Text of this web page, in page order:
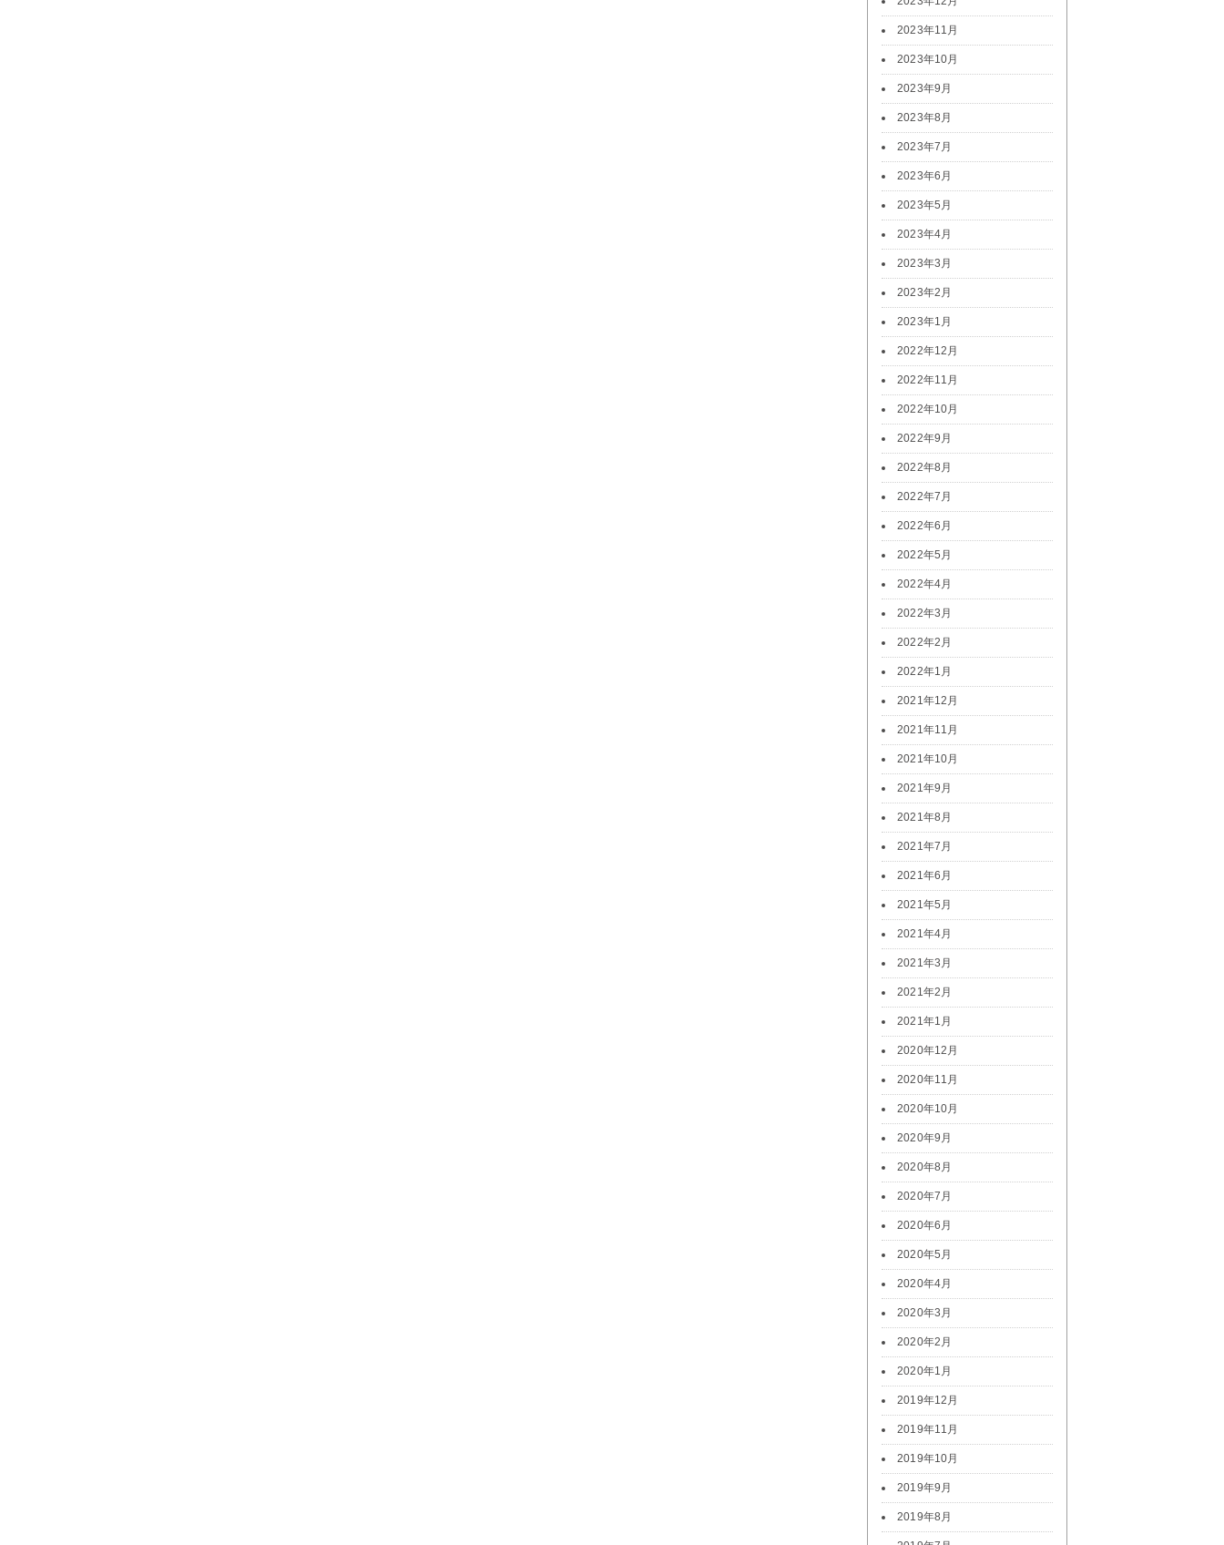
2023年11月
2023年10月
2023年9月
2023年8月
2023年7月
2023年6月
2023年5月
2023年4月
2023年3月
2023年2月
2023年1月
2022年12月
2022年11月
2022年10月
2022年9月
2022年8月
2022年7月
2022年6月
2022年5月
2022年4月
2022年3月
2022年2月
2022年1月
2021年12月
2021年11月
2021年10月
2021年9月
2021年8月
2021年7月
2021年6月
2021年5月
2021年4月
2021年3月
2021年2月
2021年1月
2020年12月
2020年11月
2020年10月
2020年9月
2020年8月
2020年7月
2020年6月
2020年5月
2020年4月
2020年3月
2020年2月
2020年1月
2019年12月
2019年11月
2019年10月
2019年9月
2019年8月